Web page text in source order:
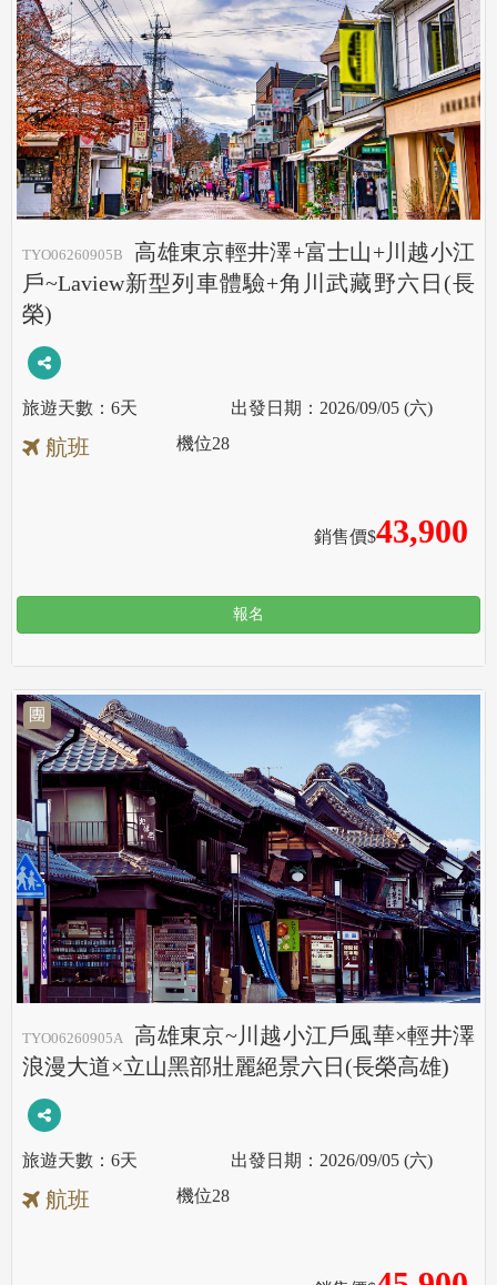
TYO06260905B
高雄東京輕井澤+富士山+川越小江
戶~Laview新型列車體驗+角川武藏野六日(長
榮)
6天 2026/09/05 (六)
航班
銷售價$43,900
機位28
報名
團
TYO06260905A
高雄東京~川越小江戶風華×輕井澤
浪漫大道×立山黑部壯麗絕景六日(長榮高雄)
6天 2026/09/05 (六)
航班 機位28